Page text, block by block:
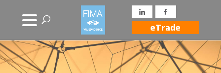
eTrade